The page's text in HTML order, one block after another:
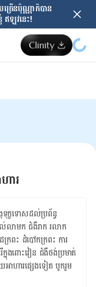
រើនប៉ុណ្ណាក៏បាន
ឡូវនេះ!
ារ
ក្ខទោស​ដល់​ប្រព័ន្ធ​
លាមក ​ជំងឺរាក ​រលាក
រពះ ​ដំបៅកក្រពះ ​ការ
នុងពោះវៀន​ ជំងឺថង់ប្រមាត់
ាហារផ្សេងទៀត ​​បូករួម​